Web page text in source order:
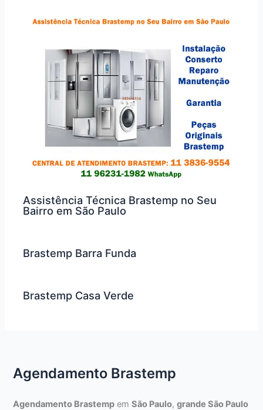
Assistência Técnica Brastemp no Seu
Bairro em São Paulo
Brastemp Barra Funda
Brastemp Casa Verde
Agendamento Brastemp
Agendamento Brastemp emSão Paulo,grande São Paulo